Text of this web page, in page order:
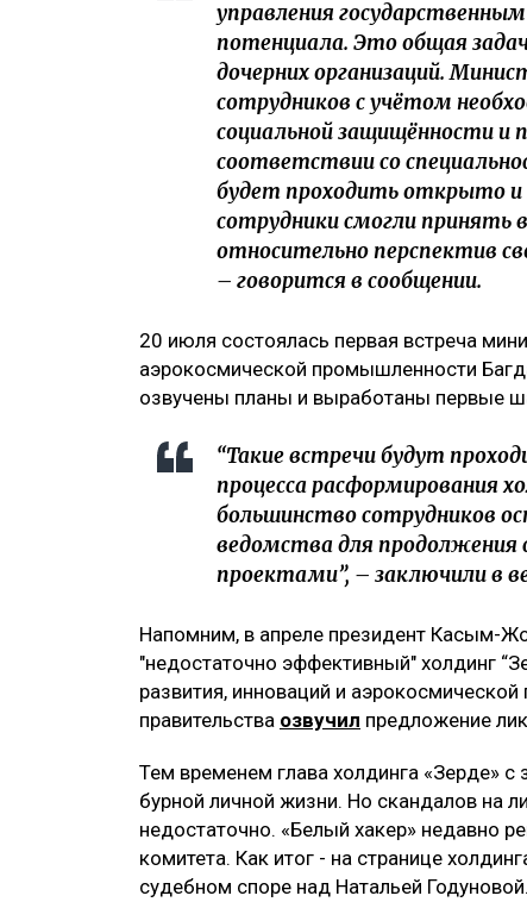
управления
потенциала. Это общая
дочерних организаций.
сотрудников с учётом
социальной защищённости и
соответствии со
будет проходить открыто
сотрудники смогли принять
относительно перспектив
– говорится в сообщении.
20 июля состоялась первая встреча
аэрокосмической промышленности
озвучены планы и выработаны первые
“Такие встречи будут
процесса расформирования
большинство сотрудников
ведомства для
проектами”, – заключили в
Напомним, в апреле президент Касым-
"недостаточно эффективный" холдинг
развития, инноваций и
правительства озвучил предложение
Тем временем глава холдинга «Зерде»
бурной личной жизни. Но скандалов на
недостаточно. «Белый хакер» недавно
комитета. Как итог - на странице
судебном споре над Натальей